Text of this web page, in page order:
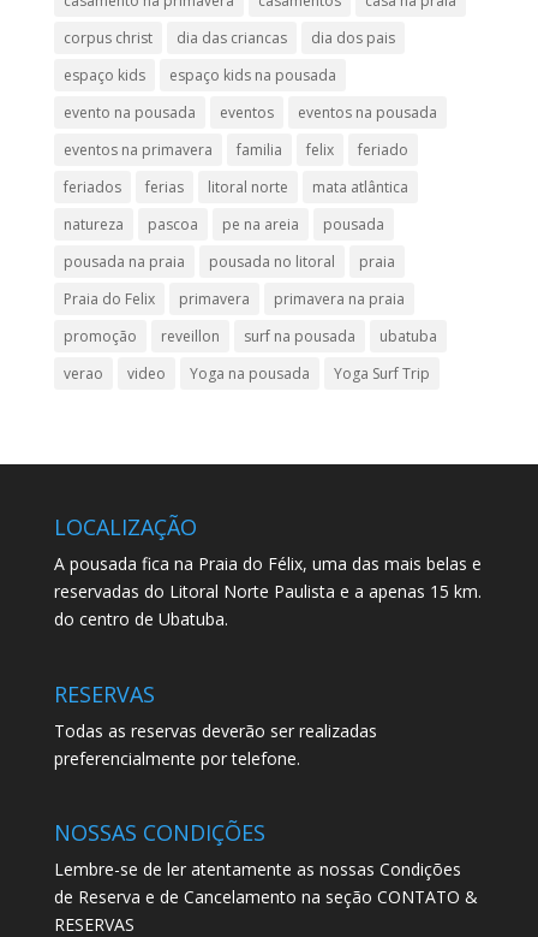
corpus christ
dia das criancas
dia dos pais
espaço kids
espaço kids na pousada
evento na pousada
eventos
eventos na pousada
eventos na primavera
familia felix
feriado
feriados
ferias litoral norte
mata atlântica
natureza
pascoa pe na areia
pousada
pousada na praia
pousada no litoral
praia
Praia do Felix
primavera
primavera na praia
promoção
reveillon surf na pousada
ubatuba
verao
video Yoga na pousada Yoga Surf Trip
LOCALIZAÇÃO
A pousada fica na Praia do Félix, uma das mais belas e
reservadas do Litoral Norte Paulista e a apenas 15 km.
do centro de Ubatuba.
RESERVAS
Todas as reservas deverão ser realizadas
preferencialmente por telefone.
NOSSAS CONDIÇÕES
Lembre-se de ler atentamente as nossas Condições
de Reserva e de Cancelamento na seção CONTATO &
RESERVAS